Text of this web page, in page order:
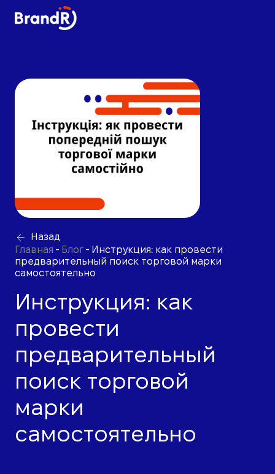
Назад
Главная - Блог - Инструкция: как провести
предварительный поиск торговой марки
самостоятельно
Инструкция: как
провести
предварительный
поиск торговой
марки
самостоятельно